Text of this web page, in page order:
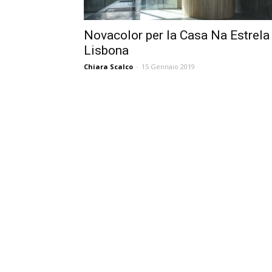
Novacolor per la Casa Na Estrela
Lisbona
Chiara Scalco - 15 Gennaio 2019